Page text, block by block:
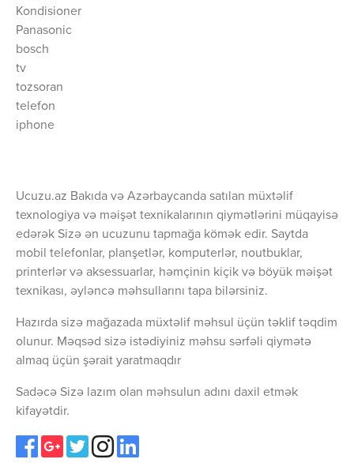
Kondisioner
Panasonic
bosch
tv
tozsoran
telefon
iphone
Ucuzu.az Bakıda və Azərbaycanda satılan müxtəlif
texnologiya və məişət texnikalarının qiymətlərini müqayisə
edərək Sizə ən ucuzunu tapmağa kömək edir. Saytda
mobil telefonlar, planşetlər, komputerlər, noutbuklar,
printerlər və aksessuarlar, həmçinin kiçik və böyük məişət
texnikası, əyləncə məhsullarını tapa bilərsiniz.
Hazırda sizə mağazada müxtəlif məhsul üçün təklif təqdim
olunur. Məqsəd sizə istədiyiniz məhsu sərfəli qiymətə
almaq üçün şərait yaratmaqdır
Sadəcə Sizə lazım olan məhsulun adını daxil etmək
kifayətdir.